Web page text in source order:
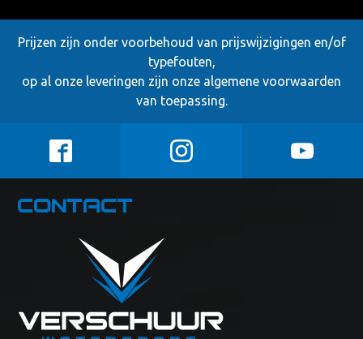
Prijzen zijn onder voorbehoud van prijswijzigingen en/of
typefouten,
op al onze leveringen zijn onze algemene voorwaarden
van toepassing.
Contact